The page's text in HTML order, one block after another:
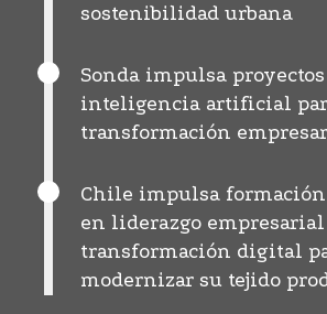
sostenibilidad urbana
Sonda impulsa proyectos
inteligencia artificial
transformación
Chile impulsa
en liderazgo
transformación digital
modernizar su tejido